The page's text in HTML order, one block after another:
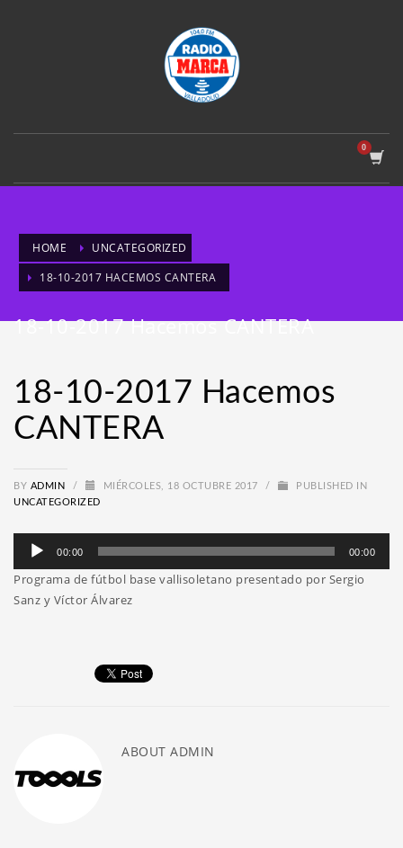
HOME
UNCATEGORIZED
18-10-2017 HACEMOS CANTERA
18-10-2017 Hacemos CANTERA
18-10-2017 Hacemos
CANTERA
BY ADMIN / MIÉRCOLES, 18 OCTUBRE 2017 /
PUBLISHED IN
UNCATEGORIZED
Reproductor
audio
00:00 00:00
Programa de fútbol base vallisoletano presentado por Sergio
Sanz y Víctor Álvarez
ABOUT ADMIN